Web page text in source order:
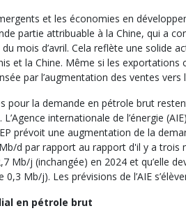
et les économies en
partie attribuable à la Chine, qui a
mois d’avril. Cela reflète une solide
et la Chine. Même si les
par l’augmentation des ventes
pour la demande en pétrole brut
L’Agence internationale de l’énergie
prévoit une augmentation de la
d par rapport au rapport d'il y a
Mb/j (inchangée) en 2024 et qu’elle
Mb/j). Les prévisions de l’AIE
en pétrole brut